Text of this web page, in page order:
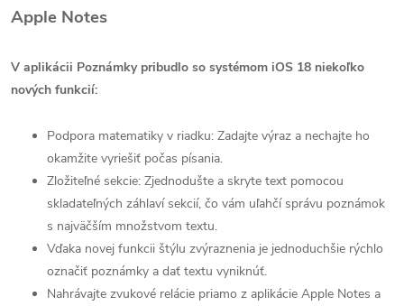
Apple Notes
V aplikácii Poznámky pribudlo so systémom iOS 18 niekoľko
nových funkcií:
Podpora matematiky v riadku: Zadajte výraz a nechajte ho
okamžite vyriešiť počas písania.
Zložiteľné sekcie: Zjednodušte a skryte text pomocou
skladateľných záhlaví sekcií, čo vám uľahčí správu poznámok
s najväčším množstvom textu.
Vďaka novej funkcii štýlu zvýraznenia je jednoduchšie rýchlo
označiť poznámky a dať textu vyniknúť.
Nahrávajte zvukové relácie priamo z aplikácie Apple Notes a